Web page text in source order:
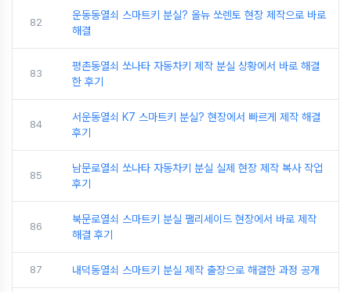
82
운동동열쇠 스마트키 분실? 올뉴 쏘렌토 현장 제작으로 바로
해결
83
평촌동열쇠 쏘나타 자동차키 제작 분실 상황에서 바로 해결
한 후기
84
서운동열쇠 K7 스마트키 분실? 현장에서 빠르게 제작 해결
후기
85
남문로열쇠 쏘나타 자동차키 분실 실제 현장 제작 복사 작업
후기
86
북문로열쇠 스마트키 분실 팰리세이드 현장에서 바로 제작
해결 후기
87 내덕동열쇠 스마트키 분실 제작 출장으로 해결한 과정 공개